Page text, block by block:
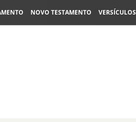
NOVO TESTAMENTO VERSÍCULOS